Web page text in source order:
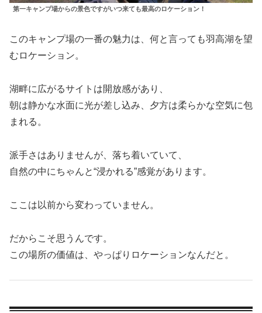
第一キャンプ場からの景色ですがいつ来ても最高のロケーション！
このキャンプ場の一番の魅力は、何と言っても羽高湖を望
むロケーション。
湖畔に広がるサイトは開放感があり、
朝は静かな水面に光が差し込み、夕方は柔らかな空気に包
まれる。
派手さはありませんが、落ち着いていて、
自然の中にちゃんと“浸かれる”感覚があります。
ここは以前から変わっていません。
だからこそ思うんです。
この場所の価値は、やっぱりロケーションなんだと。